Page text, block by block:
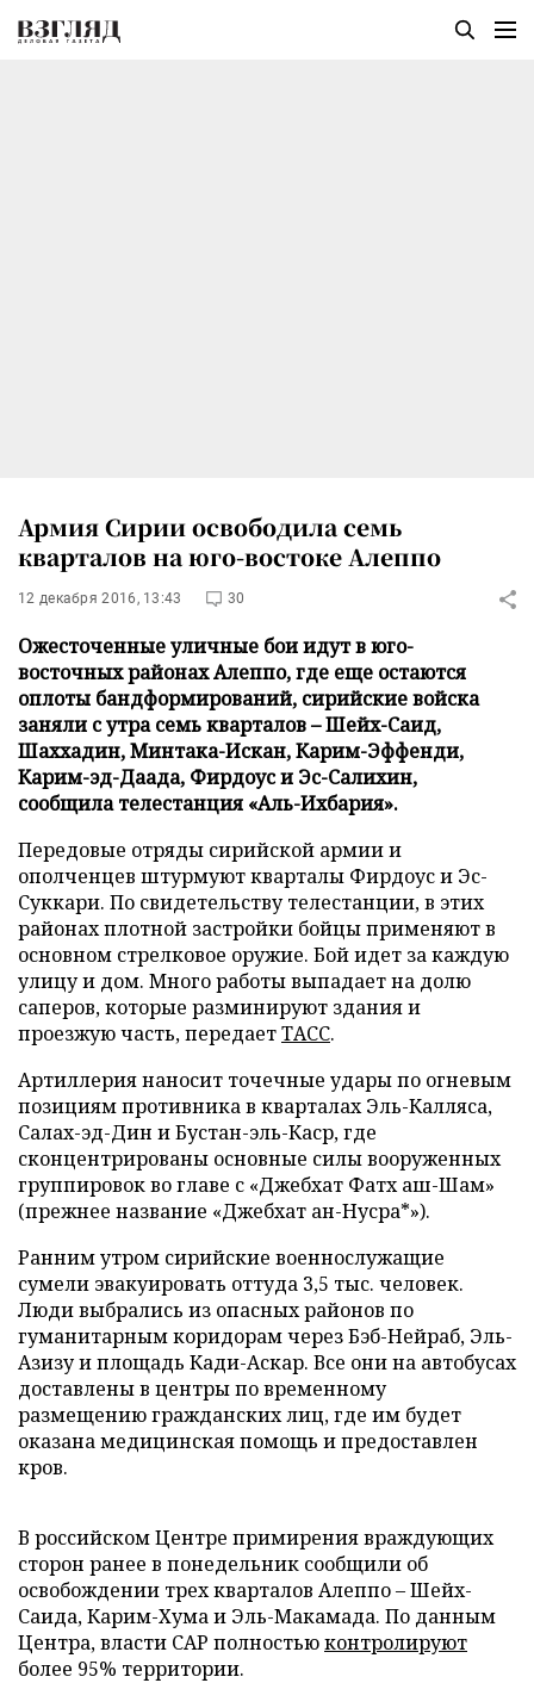
Армия Сирии освободила семь
кварталов на юго-востоке Алеппо
12 декабря 2016, 13:43 30
Ожесточенные уличные бои идут в юго-
восточных районах Алеппо, где еще остаются
оплоты бандформирований, сирийские войска
заняли с утра семь кварталов – Шейх-Саид,
Шаххадин, Минтака-Искан, Карим-Эффенди,
Карим-эд-Даада, Фирдоус и Эс-Салихин,
сообщила телестанция «Аль-Ихбария».
Передовые отряды сирийской армии и
ополченцев штурмуют кварталы Фирдоус и Эс-
Суккари. По свидетельству телестанции, в этих
районах плотной застройки бойцы применяют в
основном стрелковое оружие. Бой идет за каждую
улицу и дом. Много работы выпадает на долю
саперов, которые разминируют здания и
проезжую часть, передаетТАСС.
Артиллерия наносит точечные удары по огневым
позициям противника в кварталах Эль-Калляса,
Салах-эд-Дин и Бустан-эль-Каср, где
сконцентрированы основные силы вооруженных
группировок во главе с «Джебхат Фатх аш-Шам»
(прежнее название «Джебхат ан-Нусра*»).
Ранним утром сирийские военнослужащие
сумели эвакуировать оттуда 3,5 тыс. человек.
Люди выбрались из опасных районов по
гуманитарным коридорам через Бэб-Нейраб, Эль-
Азизу и площадь Кади-Аскар. Все они на автобусах
доставлены в центры по временному
размещению гражданских лиц, где им будет
оказана медицинская помощь и предоставлен
кров.
В российском Центре примирения враждующих
сторон ранее в понедельник сообщили об
освобождении трех кварталов Алеппо – Шейх-
Саида, Карим-Хума и Эль-Макамада. По данным
Центра, власти САР полностьюконтролируют
более 95% территории.